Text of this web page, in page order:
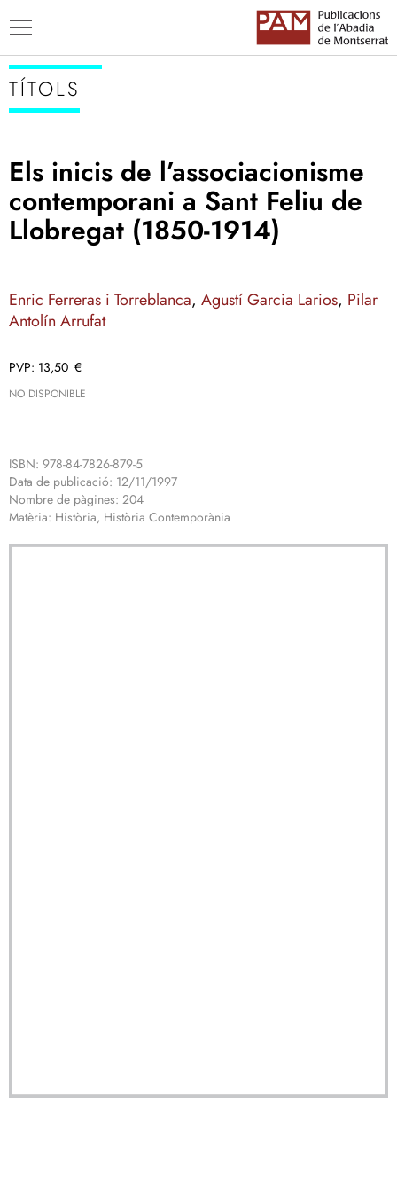
TÍTOLS
AUTORS
ENSENYAMENT CATALÀ
TÍTOLS
Els inicis de l’associacionisme
contemporani a Sant Feliu de
Llobregat (1850-1914)
Enric Ferreras i Torreblanca, Agustí Garcia Larios, Pilar
Antolín Arrufat
13,50 €
NO DISPONIBLE
ISBN: 978-84-7826-879-5
Data de publicació: 12/11/1997
Nombre de pàgines: 204
Matèria: Història, Història Contemporània